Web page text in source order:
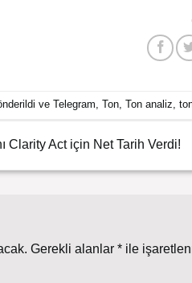
veTelegram,Ton,Ton analiz,
Clarity Act için Net Tarih Verdi!
Gerekli alanlar * ile